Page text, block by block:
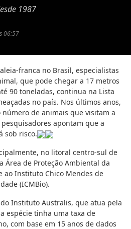
1987
06:57
franca no Brasil, especialistas
que pode chegar a 17 metros
90 toneladas, continua na Lista
no país. Nos últimos anos,
de animais que visitam a
apontam que a
sob risco.
no litoral centro-sul de
Área de Proteção Ambiental da
ao Instituto Chico Mendes de
(ICMBio).
Instituto Australis, que atua pela
espécie tinha uma taxa de
com base em 15 anos de dados